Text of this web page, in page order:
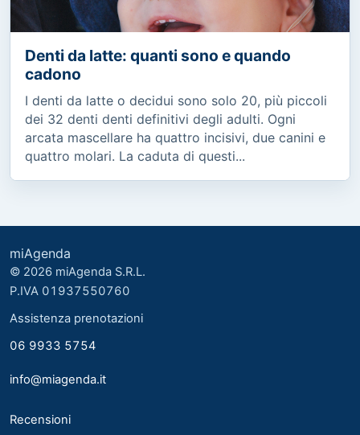
Denti da latte: quanti sono e quando
cadono
I denti da latte o decidui sono solo 20, più piccoli
dei 32 denti denti definitivi degli adulti. Ogni
arcata mascellare ha quattro incisivi, due canini e
quattro molari. La caduta di questi...
miAgenda
© 2026 miAgenda S.R.L.
P.IVA 01937550760
Assistenza prenotazioni
06 9933 5754
info@miagenda.it
Recensioni